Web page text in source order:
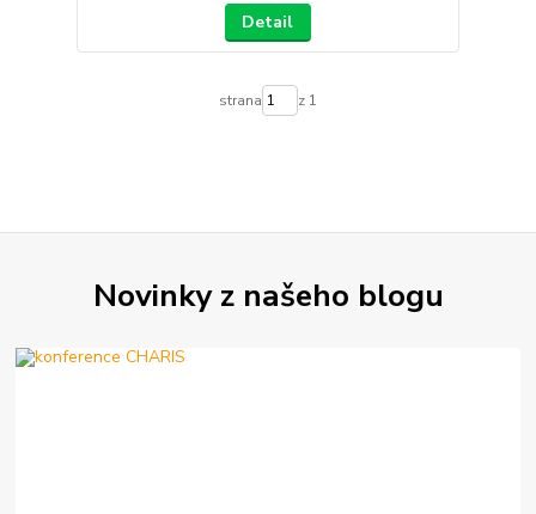
Detail
strana z 1
Novinky z našeho blogu